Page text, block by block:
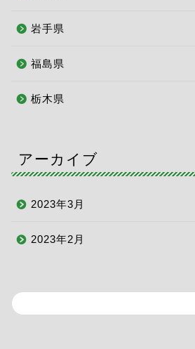
岩手県
福島県
栃木県
アーカイブ
2023年3月
2023年2月